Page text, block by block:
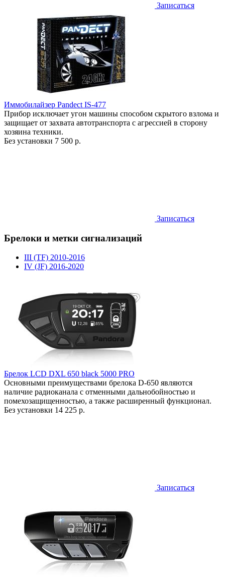
Записаться
Иммобилайзер Pandect IS-477
Прибор исключает угон машины способом скрытого взлома и
защищает от захвата автотранспорта с агрессией в сторону
хозяина техники.
Без установки 7 500 р.
Записаться
Брелоки и метки сигнализаций
III (TF) 2010-2016
IV (JF) 2016-2020
Брелок LCD DXL 650 black 5000 PRO
Основными преимуществами брелока D-650 являются
наличие радиоканала с отменными дальнобойностью и
помехозащищенностью, а также расширенный функционал.
Без установки 14 225 р.
Записаться